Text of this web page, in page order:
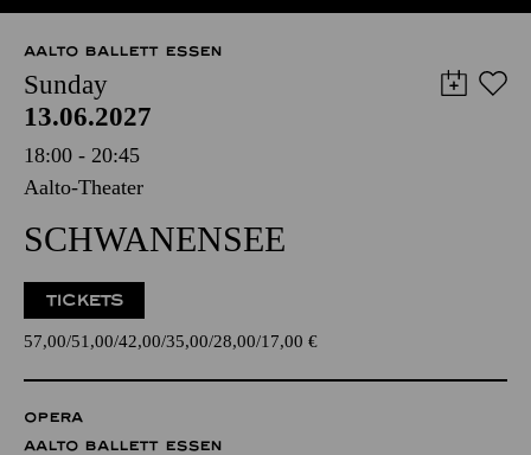
AALTO BALLETT ESSEN
Sunday
13.06.2027
18:00 - 20:45
Aalto-Theater
SCHWANENSEE
TICKETS
57,00 51,00 42,00 35,00 28,00 17,00 €
OPERA
AALTO BALLETT ESSEN